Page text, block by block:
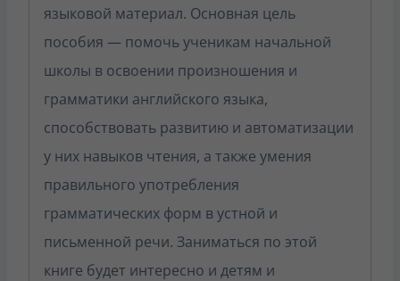
языковой материал. Основная цель
пособия — помочь ученикам начальной
школы в освоении произношения и
грамматики английского языка,
способствовать развитию и автоматизации
у них навыков чтения, а также умения
правильного употребления
грамматических форм в устной и
письменной речи. Заниматься по этой
книге будет интересно и детям и